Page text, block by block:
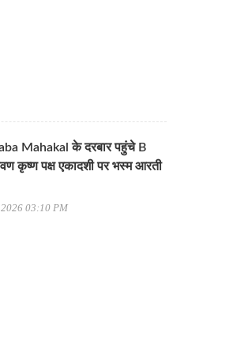
Mahakal के दरबार पहुंचे B
कृष्ण पक्ष एकादशी पर भस्म आरती
03:10 PM